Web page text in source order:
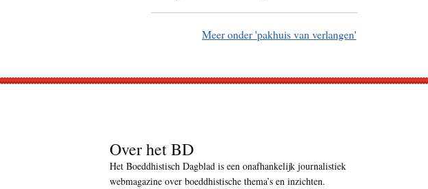
Meer onder 'pakhuis van verlangen'
Over het BD
Het Boeddhistisch Dagblad is een onafhankelijk journalistiek
webmagazine over boeddhistische thema’s en inzichten.